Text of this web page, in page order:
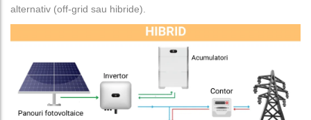
alternativ (off-grid sau hibride).